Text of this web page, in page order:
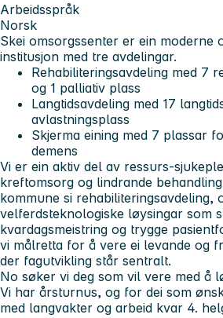
Arbeidsspråk
Norsk
Skei omsorgssenter er ein moderne
institusjon med tre avdelingar.
Rehabiliteringsavdeling med 7
og 1 palliativ plass
Langtidsavdeling med 17
avlastningsplass
Skjerma eining med 7 plassar
demens
Vi er ein aktiv del av ressurs-
kreftomsorg og lindrande
kommune si rehabiliteringsavdeling,
velferdsteknologiske løysingar som
kvardagsmeistring og trygge
vi målretta for å vere ei levande og
der fagutvikling står sentralt.
No søker vi deg som vil vere med å
Vi har årsturnus, og for dei som
med langvakter og arbeid kvar 4.